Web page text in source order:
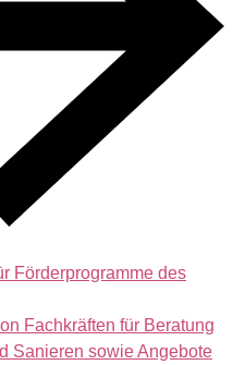
Förderprogramme des
Fachkräften für Beratung
Sanieren sowie Angebote